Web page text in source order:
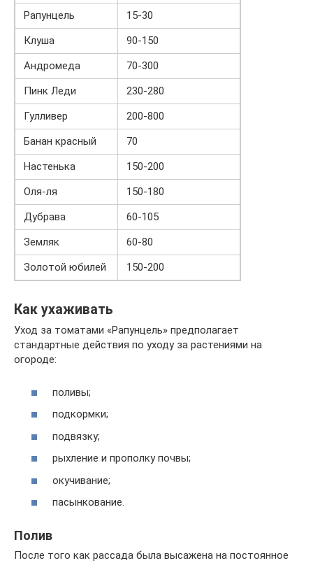
Рапунцель
15-30
Клуша
90-150
Андромеда
70-300
Пинк Леди
230-280
Гулливер
200-800
Банан красный
70
Настенька
150-200
Оля-ля
150-180
Дубрава
60-105
Земляк
60-80
Золотой юбилей
150-200
Как ухаживать
Уход за томатами «Рапунцель» предполагает
стандартные действия по уходу за растениями на
огороде:
поливы;
подкормки;
подвязку;
рыхление и прополку почвы;
окучивание;
пасынкование.
Полив
После того как рассада была высажена на постоянное